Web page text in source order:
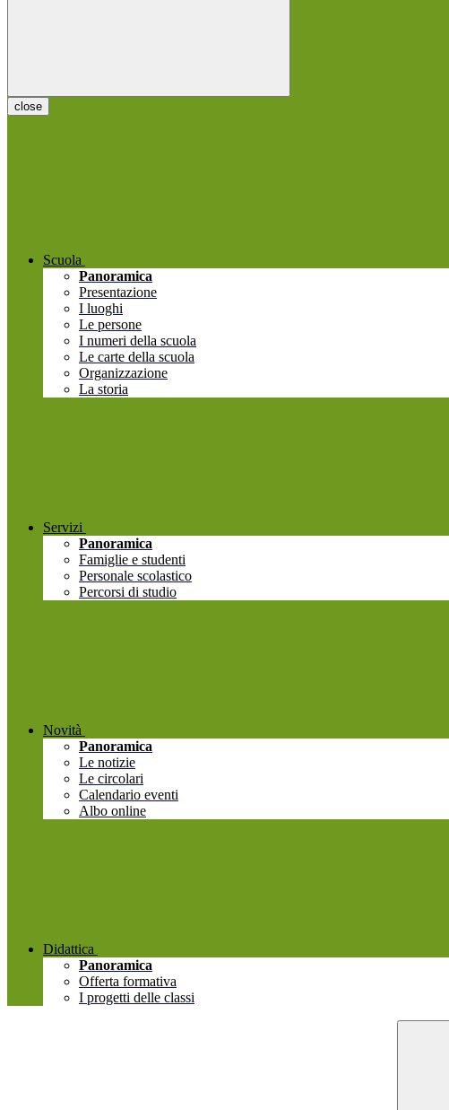
close
Scuola
Panoramica
Presentazione
I luoghi
Le persone
I numeri della scuola
Le carte della scuola
Organizzazione
La storia
Servizi
Panoramica
Famiglie e studenti
Personale scolastico
Percorsi di studio
Novità
Panoramica
Le notizie
Le circolari
Calendario eventi
Albo online
Didattica
Panoramica
Offerta formativa
I progetti delle classi